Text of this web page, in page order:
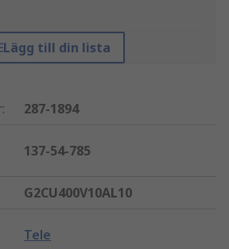
Lägg till din lista
:
287-1894
137-54-785
G2CU400V10AL10
Tele